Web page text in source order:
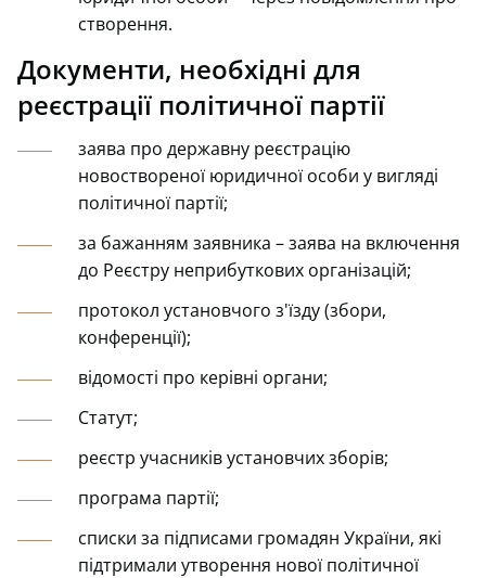
створення.
Документи, необхідні для
реєстрації політичної партії
заява про державну реєстрацію
новоствореної юридичної особи у вигляді
політичної партії;
за бажанням заявника – заява на включення
до Реєстру неприбуткових організацій;
протокол установчого з'їзду (збори,
конференції);
відомості про керівні органи;
Статут;
реєстр учасників установчих зборів;
програма партії;
списки за підписами громадян України, які
підтримали утворення нової політичної